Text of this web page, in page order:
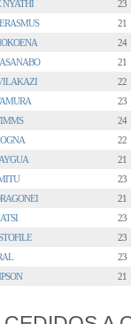
NYATHI
23
21
24
21
22
23
24
22
21
23
21
23
23
23
21